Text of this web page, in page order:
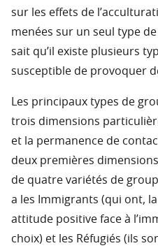
sur les effets de
menées sur un seul type
sait qu’il existe plusieurs
susceptible de provoquer
Les principaux types de
trois dimensions
et la permanence de
deux premières
de quatre variétés de
a les Immigrants (qui ont,
attitude positive face à
choix) et les Réfugiés (ils